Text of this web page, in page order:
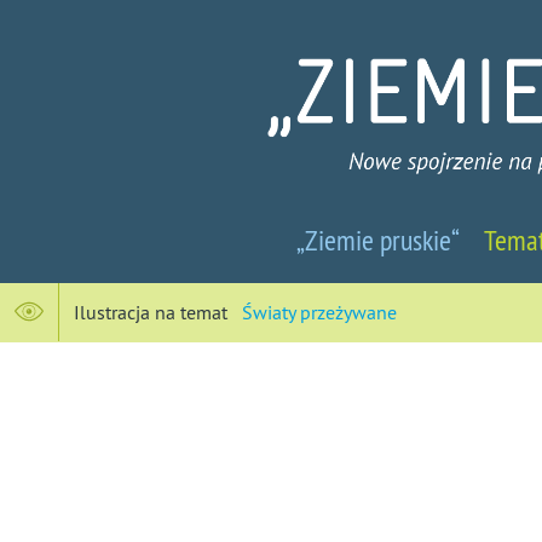
pruskie
-
„Ziemie pruskie“
Ilustracja na temat Światy przeżywane